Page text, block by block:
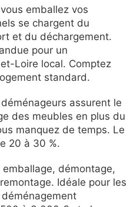
emballez vos
se chargent du
et du déchargement.
pour un
Loire local. Comptez
standard.
assurent le
des meubles en plus du
manquez de temps. Le
20 à 30 %.
emballage, démontage,
Idéale pour les